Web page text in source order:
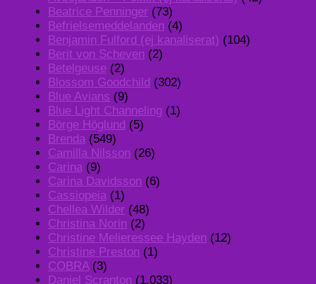
Beatrice Penninger (73)
Befrielsemeddelanden (4)
Benjamin Fulford (ej kanaliserat) (104)
Berit von Scheven (2)
Betelgeuse (2)
Blossom Goodchild (302)
Blue Avians (9)
Blue Light Channeling (1)
Börge Höglund (5)
Brenda (549)
Camilla Nilsson (26)
Carina (9)
Carina Davidsson (6)
Cassiopeia (1)
Chellea Wilder (48)
Christina Norin (2)
Christine Melieressee Hayden (12)
Christine Preston (1)
COBRA(3)
Daniel Scranton (1,033)